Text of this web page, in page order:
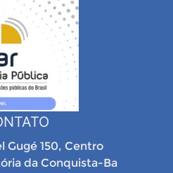
Gugé 150, Centro
da Conquista-Ba